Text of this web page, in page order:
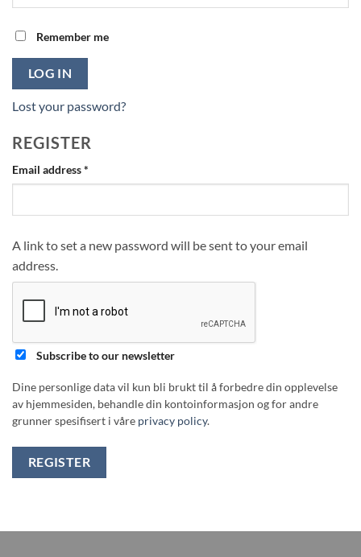
Remember me
LOG IN
Lost your password?
REGISTER
Email address*
A link to set a new password will be sent to your email
address.
Subscribe to our newsletter
Dine personlige data vil kun bli brukt til å forbedre din opplevelse
av hjemmesiden, behandle din kontoinformasjon og for andre
grunner spesifisert i våre privacy policy.
REGISTER